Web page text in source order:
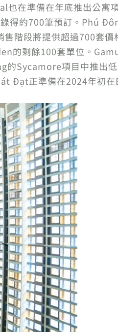
在準備在年底推出公寓
得約700筆預訂。Phú
階段將提供超過700套
的剩餘100套單位。
Sycamore項目中推出
Đạt正準備在2024年初